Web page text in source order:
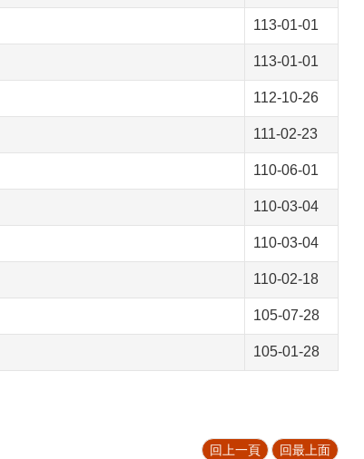
113-01-01
113-01-01
112-10-26
111-02-23
110-06-01
110-03-04
110-03-04
110-02-18
105-07-28
105-01-28
回上一頁 回最上面